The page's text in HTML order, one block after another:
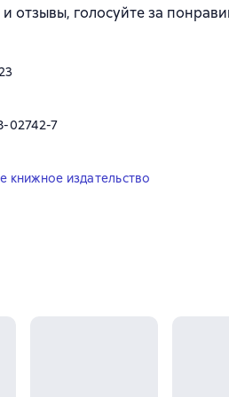
отзывы, голосуйте за
02742-7
книжное издательство